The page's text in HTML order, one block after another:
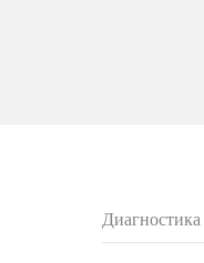
Диагностика